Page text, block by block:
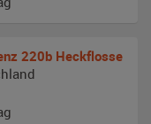
220b Heckflosse